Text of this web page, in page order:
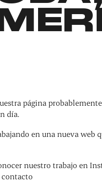
página
día.
en una nueva web
nuestro trabajo en